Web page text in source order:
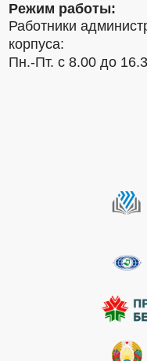
Режим работы:
Работники
корпуса:
Пн.-Пт. с 8.00 до